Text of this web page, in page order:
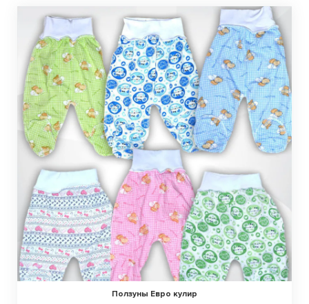
Ползуны Евро кулир